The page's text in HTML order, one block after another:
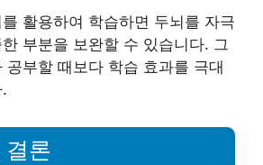
활용하여 학습하면 두뇌를 자극
부분을 보완할 수 있습니다. 그
공부할 때보다 학습 효과를 극대
결론